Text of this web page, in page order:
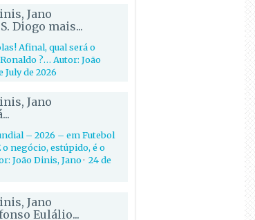
Jano
Diogo mais...
Afinal, qual será o
?… Autor: João
July de 2026
Jano
– 2026 – em Futebol
o negócio, estúpido, é o
João Dinis, Jano· 24 de
Jano
Eulálio...